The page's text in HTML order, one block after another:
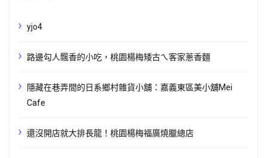
yjo4
路邊勾人飄香的小吃，桃園楊梅矮古ㄟ客家蔥香麵
隱藏在巷弄間的日系鄉村雜貨小舖：嘉義東區美小舖Mei
Cafe
還沒開店就大排長龍！桃園楊梅福廣燒臘總店